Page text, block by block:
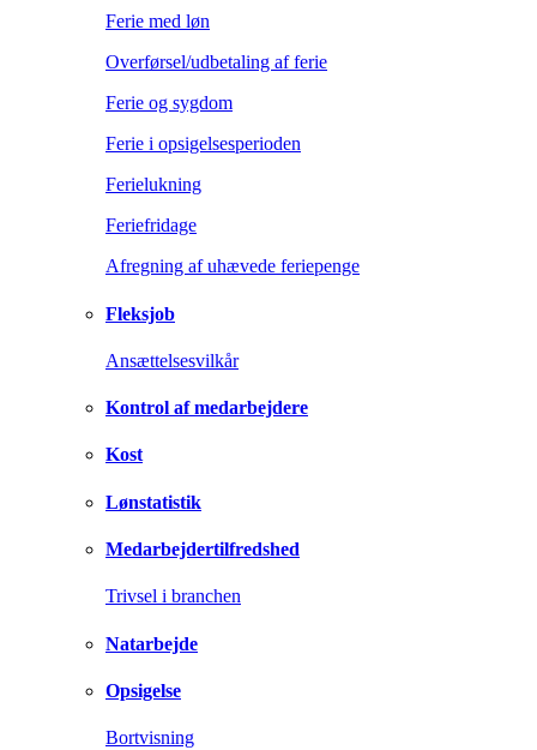
Ferie med løn
Overførsel/udbetaling af ferie
Ferie og sygdom
Ferie i opsigelsesperioden
Ferielukning
Feriefridage
Afregning af uhævede feriepenge
Fleksjob
Ansættelsesvilkår
Kontrol af medarbejdere
Kost
Lønstatistik
Medarbejdertilfredshed
Trivsel i branchen
Natarbejde
Opsigelse
Bortvisning